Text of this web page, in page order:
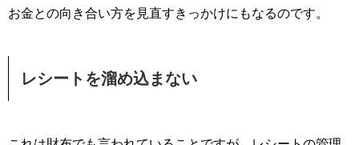
お金との向き合い方を見直すきっかけにもなるのです。
レシートを溜め込まない